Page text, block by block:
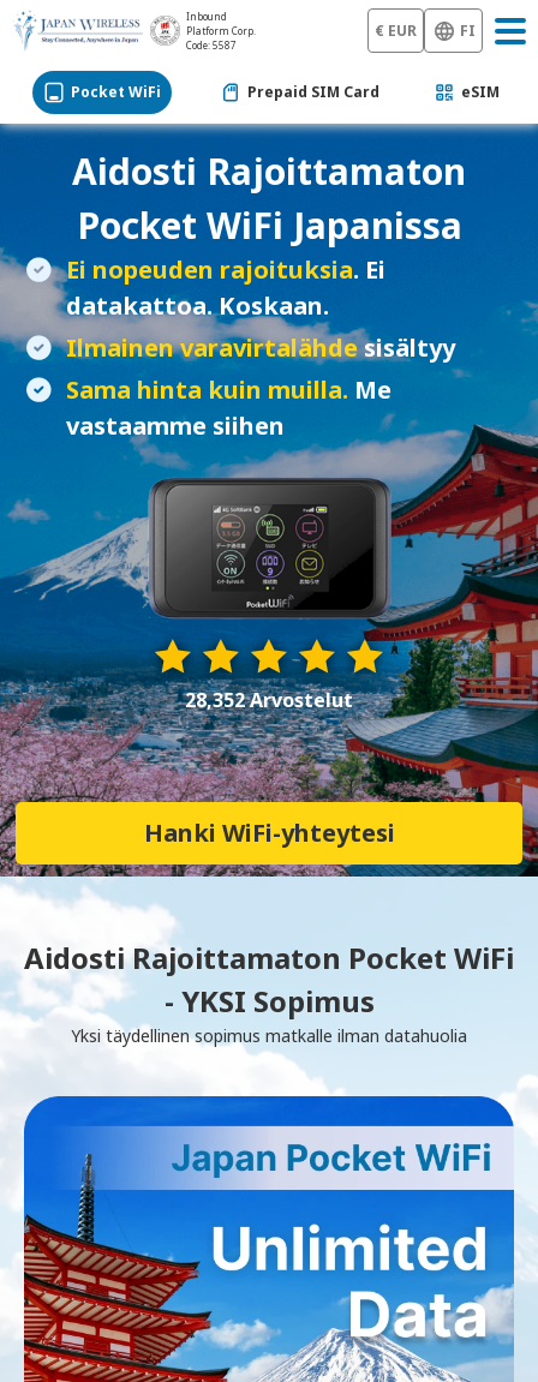
Inbound
Platform Corp.
Code: 5587
€ EUR FI
Pocket WiFi Prepaid SIM Card eSIM
Aidosti Rajoittamaton
Pocket WiFi Japanissa
Ei nopeuden rajoituksia. Ei
datakattoa. Koskaan.
Ilmainen varavirtalähdesisältyy
Sama hinta kuin muilla. Me
vastaamme siihen
28,352 Arvostelut
Hanki WiFi-yhteytesi
Aidosti Rajoittamaton Pocket WiFi
- YKSI Sopimus
Yksi täydellinen sopimus matkalle ilman datahuolia